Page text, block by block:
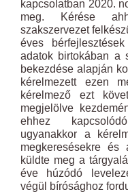
kapcsolatban 2020.
meg. Kérése
szakszervezet
éves
adatok birtokában a
bekezdése alapján
kérelmezett ezen
kérelmező ezt
megjelölve
ehhez
ugyanakkor a
megkeresésekre és
küldte meg a
éve húzódó
végül bírósághoz